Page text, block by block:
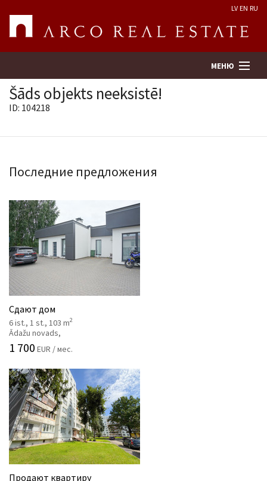
LV EN RU
МЕНЮ
Предприятие
Услуги
Kонтакты
Šāds objekts neeksistē!
ID: 104218
Последние предложения
Сдают дом
6 ist., 1 st., 103 m2
Ādažu novads,
1 700 EUR / мес.
Продают квартиру